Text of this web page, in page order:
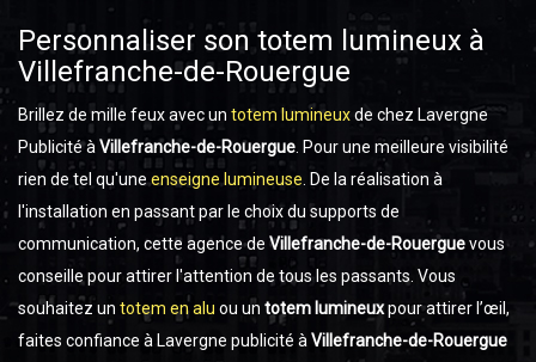
Personnaliser son totem lumineux à
Villefranche-de-Rouergue
Brillez de mille feux avec un totem lumineuxde chez Lavergne
Publicité à Villefranche-de-Rouergue . Pour une meilleure visibilité
rien de tel qu'uneenseigne lumineuse . De la réalisation à
l'installation en passant par le choix du supports de
communication, cette agence de Villefranche-de-Rouerguevous
conseille pour attirer l'attention de tous les passants. Vous
souhaitez un totem en alu ou un totem lumineuxpour attirer l’œil,
faites confiance à Lavergne publicité à Villefranche-de-Rouergue